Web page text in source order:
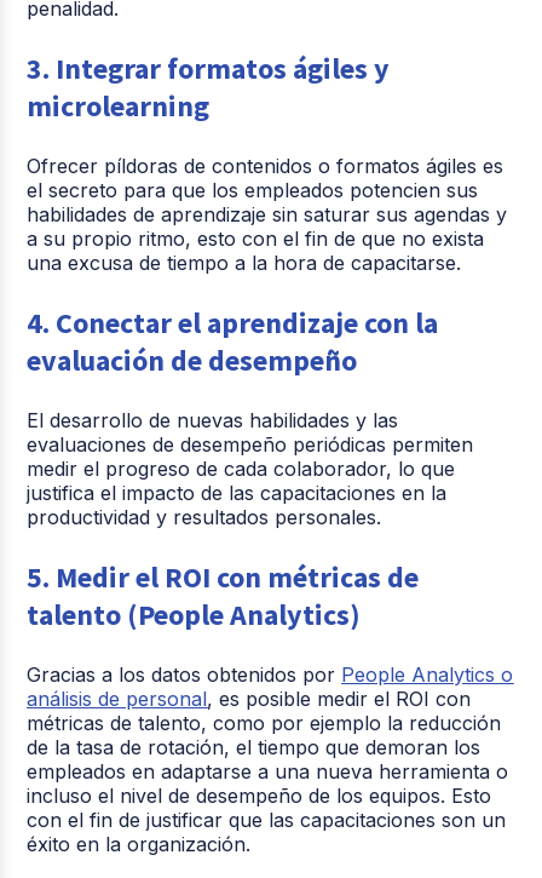
penalidad.
3. Integrar formatos ágiles y
microlearning
Ofrecer píldoras de contenidos o formatos ágiles es
el secreto para que los empleados potencien sus
habilidades de aprendizaje sin saturar sus agendas y
a su propio ritmo, esto con el fin de que no exista
una excusa de tiempo a la hora de capacitarse.
4. Conectar el aprendizaje con la
evaluación de desempeño
El desarrollo de nuevas habilidades y las
evaluaciones de desempeño periódicas permiten
medir el progreso de cada colaborador, lo que
justifica el impacto de las capacitaciones en la
productividad y resultados personales.
5. Medir el ROI con métricas de
talento (People Analytics)
Gracias a los datos obtenidos por People Analytics o
análisis de personal, es posible medir el ROI con
métricas de talento, como por ejemplo la reducción
de la tasa de rotación, el tiempo que demoran los
empleados en adaptarse a una nueva herramienta o
incluso el nivel de desempeño de los equipos. Esto
con el fin de justificar que las capacitaciones son un
éxito en la organización.